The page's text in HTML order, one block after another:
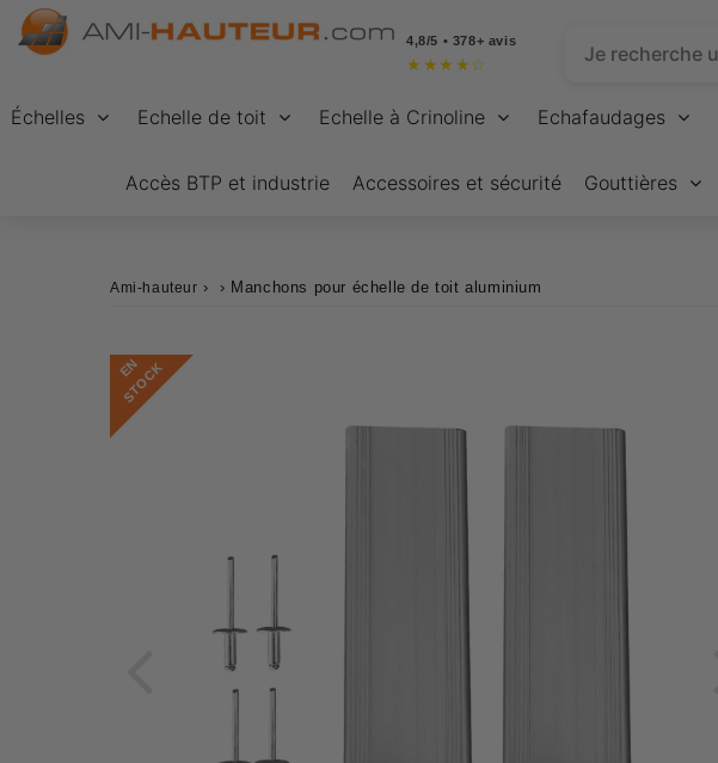
4,8/5 • 378+ avis
★ ★ ★ ★ ☆
Échelles Echelle de toit Echelle à Crinoline Echafaudages
Accès BTP et industrie Accessoires et sécurité Gouttières
Ami-hauteur › › Manchons pour échelle de toit aluminium
E
N
S
T
O
C
K